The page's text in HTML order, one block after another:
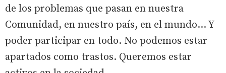
de los problemas que pasan en nuestra
Comunidad, en nuestro país, en el mundo... Y
poder participar en todo. No podemos estar
apartados como trastos. Queremos estar